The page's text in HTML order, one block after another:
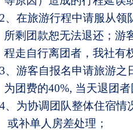
、 在旅游行程中请服从领
所剩团款恕无法退还；游
程走自行离团者，我社有
、游客自报名申请旅游之
为团费的40%, 当天退团
、为协调团队整体住宿情
或补单人房差处理；